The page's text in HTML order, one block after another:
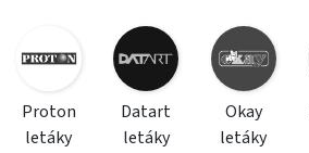
Proton
letáky
Datart
letáky
Okay
letáky